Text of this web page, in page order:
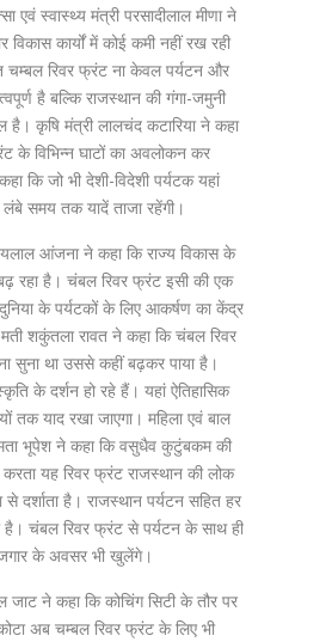
एवं स्वास्थ्य मंत्री परसादीलाल मीणा ने
विकास कार्यों में कोई कमी नहीं रख रही
चम्बल रिवर फ्रंट ना केवल पर्यटन और
है बल्कि राजस्थान की गंगा-जमुनी
है। कृषि मंत्री लालचंद कटारिया ने कहा
के विभिन्न घाटों का अवलोकन कर
कि जो भी देशी-विदेशी पर्यटक यहां
समय तक यादें ताजा रहेंगी।
आंजना ने कहा कि राज्य विकास के
रहा है। चंबल रिवर फ्रंट इसी की एक
के पर्यटकों के लिए आकर्षण का केंद्र
मती शकुंतला रावत ने कहा कि चंबल रिवर
सुना था उससे कहीं बढ़कर पाया है।
के दर्शन हो रहे हैं। यहां ऐतिहासिक
तक याद रखा जाएगा। महिला एवं बाल
भूपेश ने कहा कि वसुधैव कुटुंबकम की
यह रिवर फ्रंट राजस्थान की लोक
दर्शाता है। राजस्थान पर्यटन सहित हर
है। चंबल रिवर फ्रंट से पर्यटन के साथ ही
के अवसर भी खुलेंगे।
जाट ने कहा कि कोचिंग सिटी के तौर पर
अब चम्बल रिवर फ्रंट के लिए भी